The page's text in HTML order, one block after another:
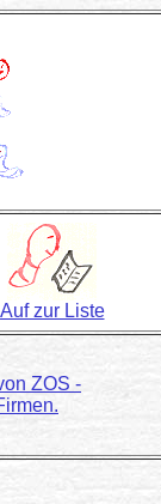
Auf zur Liste
ZOS -